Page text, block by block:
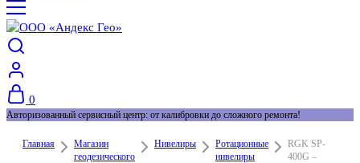
0
Авторизованный сервисный центр: от калибровки до сложного ремонта!
Главная
Магазин
геодезического
Нивелиры
Ротационные
нивелиры
RGK SP-
400G –